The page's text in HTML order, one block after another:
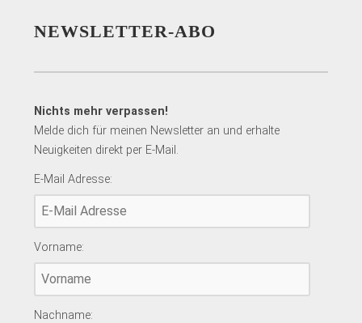
NEWSLETTER-ABO
Nichts mehr verpassen!
Melde dich für meinen Newsletter an und erhalte
Neuigkeiten direkt per E-Mail.
E-Mail Adresse:
Vorname:
Nachname: